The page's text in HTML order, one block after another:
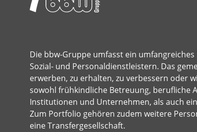
Die bbw-Gruppe umfasst ein
Sozial- und Personaldienstleistern. Das
erwerben, zu erhalten, zu verbessern oder
sowohl frühkindliche Betreuung, berufliche
Institutionen und Unternehmen, als auch
Zum Portfolio gehören zudem weitere
eine Transfergesellschaft.